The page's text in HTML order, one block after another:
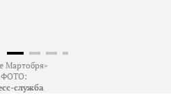
Мартобря»
ФОТО:
служба